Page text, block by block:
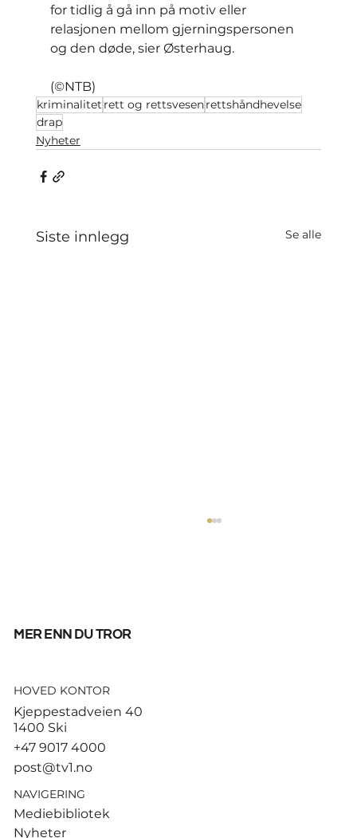
for tidlig å gå inn på motiv eller
relasjonen mellom gjerningspersonen
og den døde, sier Østerhaug.
(©NTB)
kriminalitet rett og rettsvesenrettshåndhevelse
drap
Nyheter
Siste innlegg Se alle
God start for de norske
Hamburg
mer enn du tror
HOVED KONTOR
Kjeppestadveien 40
1400 Ski
+47 9017 4000
post@tv1.no
NAVIGERING
Mediebibliotek
Nyheter